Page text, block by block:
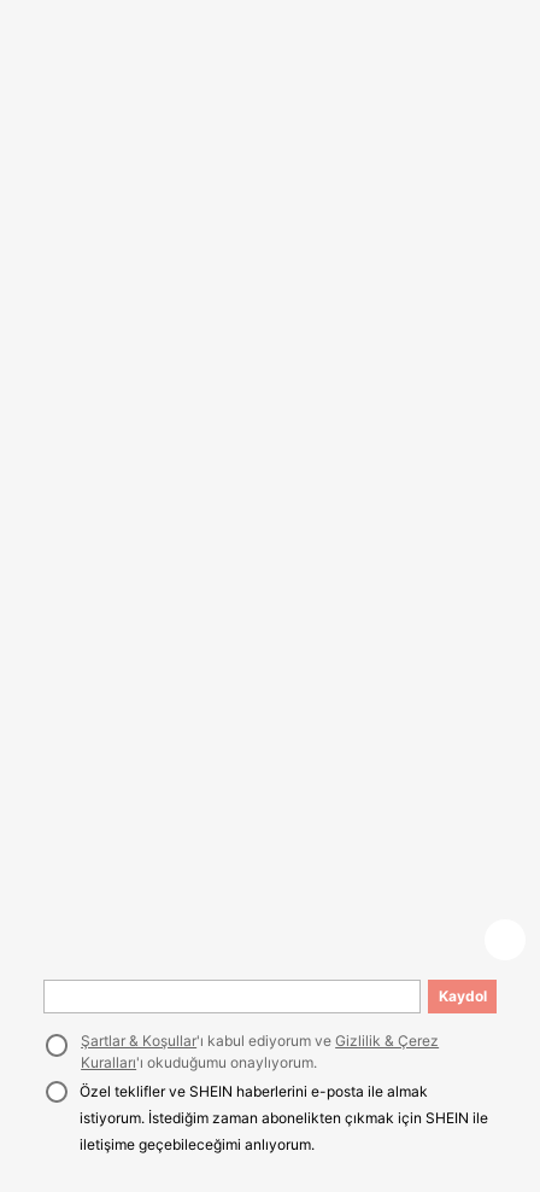
Kaydol
Şartlar & Koşullar'ı kabul ediyorum veGizlilik & Çerez
Kuralları'ı okuduğumu onaylıyorum.
Özel teklifler ve SHEIN haberlerini e-posta ile almak
istiyorum. İstediğim zaman abonelikten çıkmak için SHEIN ile
iletişime geçebileceğimi anlıyorum.